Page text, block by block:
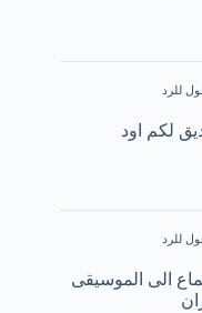
للرد
لكم اود
للرد
الى الموسيقى